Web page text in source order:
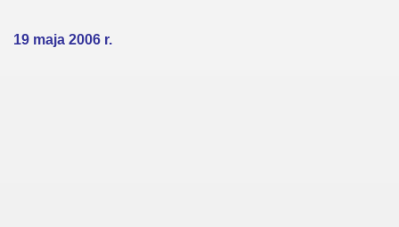
19 maja 2006 r.